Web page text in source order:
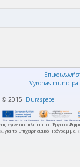
Vyronas
© 2015 Duraspace
έγινε στο πλαίσιο του Έργου
για το Επιχειρησιακό Πρόγραμμα